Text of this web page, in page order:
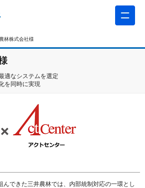
林株式会社様
適なシステムを選定
を同時に実現
んできた三井農林では、内部統制対応の一環とし